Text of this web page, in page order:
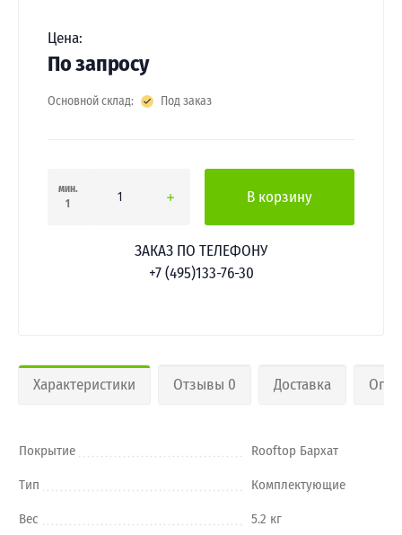
Цена:
По запросу
Основной склад: Под заказ
мин.
1
В корзину
ЗАКАЗ ПО ТЕЛЕФОНУ
+7 (495)133-76-30
Характеристики Отзывы 0 Доставка
Покрытие Rooftop Бархат
Тип Комплектующие
Вес 5.2 кг